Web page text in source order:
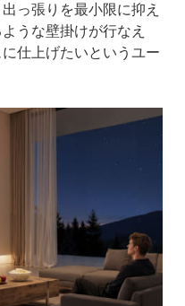
っ張りを最小限に抑え
うな壁掛けが行なえ
仕上げたいというユー